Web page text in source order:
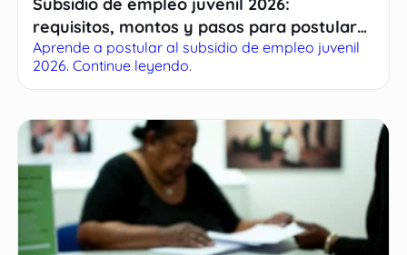
requisitos, montos y pasos para postular
con éxito
Aprende a postular al subsidio de empleo juvenil
2026. Continue leyendo.